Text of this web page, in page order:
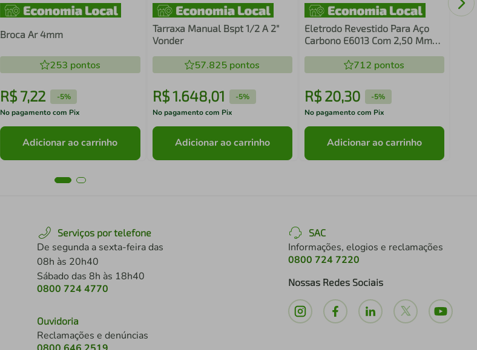
Broca Ar 4mm
253 pontos
R$7,22 -5%
No pagamento com Pix
Adicionar ao carrinho
Tarraxa Manual Bspt 1/2 A 2"
Vonder
57.825 pontos
R$1.648,01 -5%
No pagamento com Pix
Adicionar ao carrinho
Eletrodo Revestido Para Aço
Carbono E6013 Com 2,50 Mm
712 pontos
R$ 20,30 -5%
No pagamento com Pix
Adicionar ao carrinho
Serviços por telefone
De segunda a sexta-feira das
08h às 20h40
Sábado das 8h às 18h40
0800 724 4770
Ouvidoria
Reclamações e denúncias
SAC
Informações, elogios e reclamações
0800 724 7220
Nossas Redes Sociais